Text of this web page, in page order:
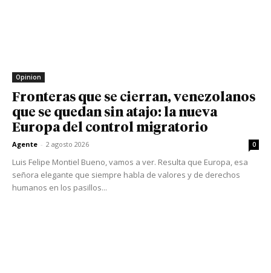
Opinion
Fronteras que se cierran, venezolanos
que se quedan sin atajo: la nueva
Europa del control migratorio
Agente - 2 agosto 2026 0
Luis Felipe Montiel Bueno, vamos a ver. Resulta que Europa, esa
señora elegante que siempre habla de valores y de derechos
humanos en los pasillos...